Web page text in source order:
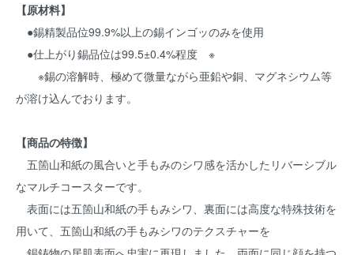
【原材料】
●錫精製品位99.9%以上の錫インゴッのみを使用
●仕上がり錫品位は99.5±0.4%程度 ※
※錫の溶解時、極めて微量ながら亜鉛や銅、マグネシウム等
が溶け込んでおります。
【商品の特徴】
五箇山和紙の風合いと手もみのシワ感を活かしたリバーシブル
なマルチコースターです。
表面には五箇山和紙の手もみシワ、裏面には高度な特殊技術を
用いて、五箇山和紙の手もみシワのテクスチャーを